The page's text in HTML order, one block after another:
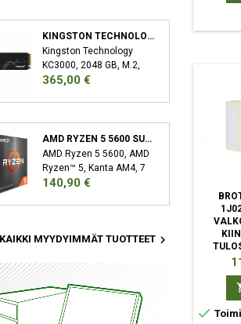
KINGSTON TECHNOLOGY KC3000 M.2 2048 GB PCI EXPRESS 4.0 3D TLC NVME
Kingston Technology
KC3000, 2048 GB, M.2,
7000 MB/s
Hinta
365,00 €
AMD RYZEN 5 5600 SUORITIN 3,5 GHZ 32 MB L3 LAATIKKO
AMD Ryzen 5 5600, AMD
Ryzen™ 5, Kanta AM4, 7
nm, AMD, 3,5 GHz, 4,4
Hinta
140,90 €
KAIKKI MYYDYIMMÄT TUOTTEET 
